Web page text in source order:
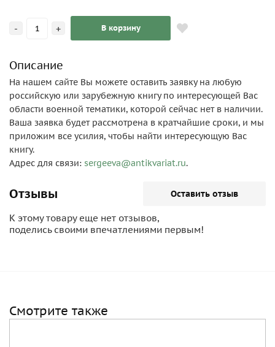
- + В корзину
Описание
На нашем сайте Вы можете оставить заявку на любую
российскую или зарубежную книгу по интересующей Вас
области военной тематики, которой сейчас нет в наличии.
Ваша заявка будет рассмотрена в кратчайшие сроки, и мы
приложим все усилия, чтобы найти интересующую Вас
книгу.
Адрес для связи: sergeeva@antikvariat.ru.
Отзывы Оставить отзыв
К этому товару еще нет отзывов,
поделись своими впечатлениями первым!
Смотрите также